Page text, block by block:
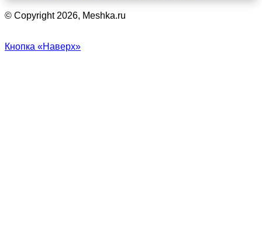
© Copyright 2026, Meshka.ru
Кнопка «Наверх»